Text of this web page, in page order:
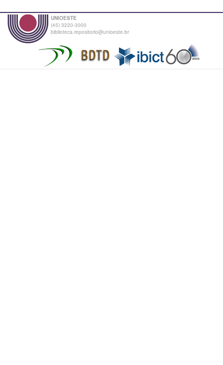
UNIOESTE
(45) 3220-3000
biblioteca.repositorio@unioeste.br